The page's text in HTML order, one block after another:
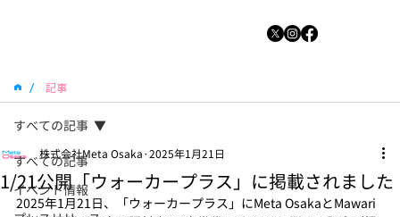
/ 記事
すべての記事
イベント情報
すべての記事
1/21公開「ウォーカープラス」に掲載されました
株式会社Meta Osaka 2025年1月21日
2025年1月21日、「ウォーカープラス」にMeta OsakaとMawari